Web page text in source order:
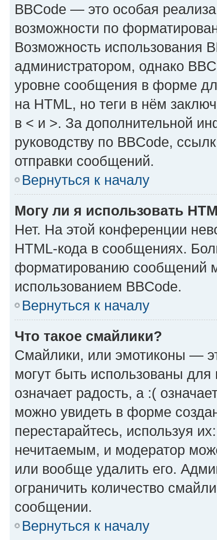
BBCode — это особая
возможности по
Возможность использования
администратором, однако
уровне сообщения в форме
на HTML, но теги в нём
в < и >. За дополнительной
руководству по BBCode,
отправки сообщений.
Вернуться к началу
Могу ли я использовать
Нет. На этой конференции
HTML-кода в сообщениях.
форматированию сообщений
использованием BBCode.
Вернуться к началу
Что такое смайлики?
Смайлики, или эмотиконы —
могут быть использованы
означает радость, а :(
можно увидеть в форме
перестарайтесь, используя
нечитаемым, и модератор
или вообще удалить его.
ограничить количество
сообщении.
Вернуться к началу